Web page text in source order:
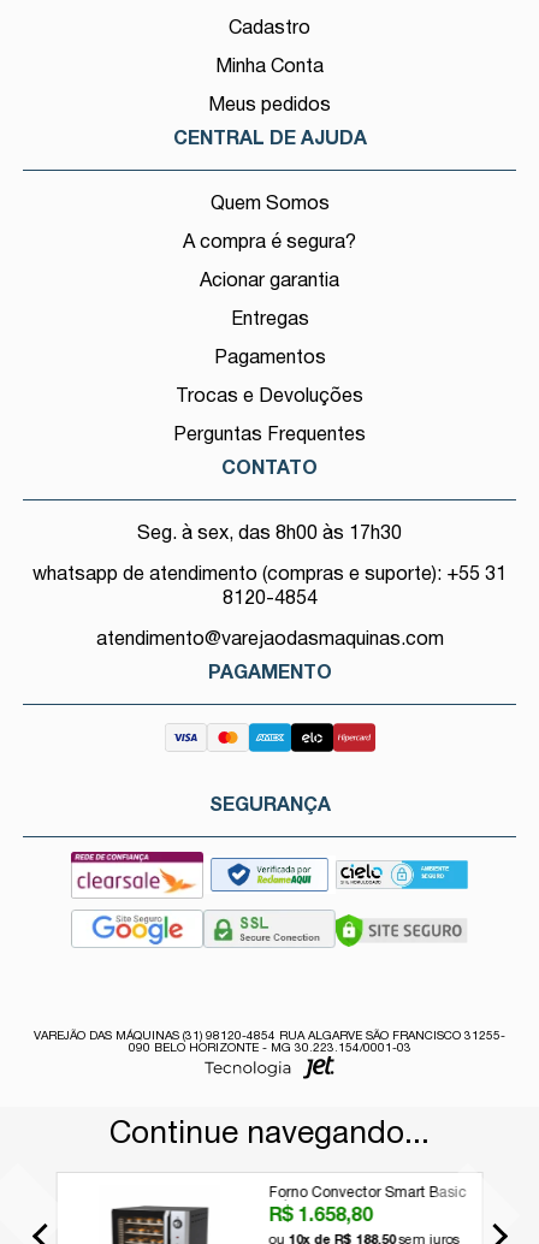
Cadastro
Minha Conta
Meus pedidos
CENTRAL DE AJUDA
Quem Somos
A compra é segura?
Acionar garantia
Entregas
Pagamentos
Trocas e Devoluções
Perguntas Frequentes
CONTATO
Seg. à sex, das 8h00 às 17h30
whatsapp de atendimento (compras e suporte): +55 31
8120-4854
atendimento@varejaodasmaquinas.com
PAGAMENTO
SEGURANÇA
VAREJÃO DAS MÁQUINAS (31) 98120-4854 RUA ALGARVE SÃO FRANCISCO 31255-
090 BELO HORIZONTE - MG 30.223.154/0001-03